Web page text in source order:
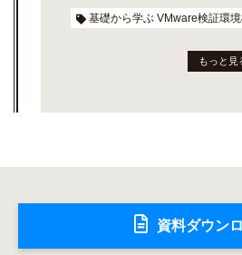
基礎から学ぶ VMware検証環
もっと見
資料ダウン